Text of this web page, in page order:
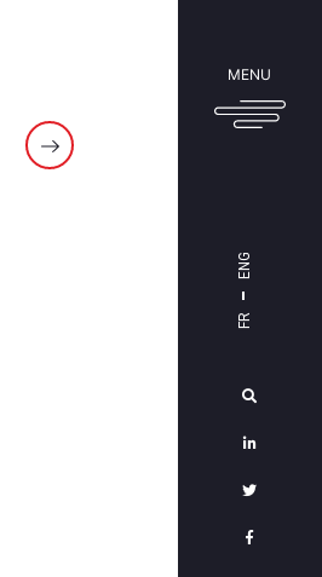
MENU
FR
ENG
Cabinet
Équipe
Solutions
&
Contact
légales